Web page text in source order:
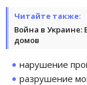
Читайте также:
Война в Украине:
домов
нарушение
разрушение